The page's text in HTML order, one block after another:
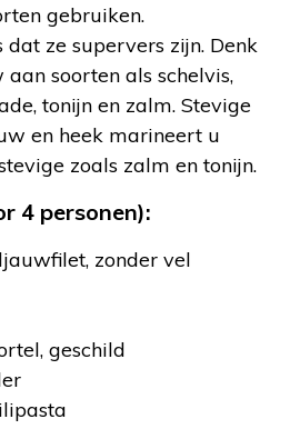
gebruiken.
ze supervers zijn. Denk
soorten als schelvis,
tonijn en zalm. Stevige
en heek marineert u
zoals zalm en tonijn.
4 personen):
zonder vel
geschild